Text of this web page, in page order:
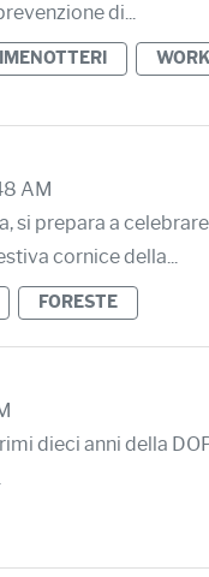
di...
IMENOTTERI
AM
si prepara a
cornice della...
FORESTE
dieci anni della